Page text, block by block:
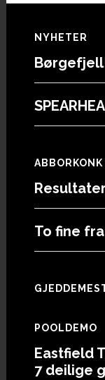
Footer
NYHETER
To fine
POOLDEMO
Eastfield
7 deilige